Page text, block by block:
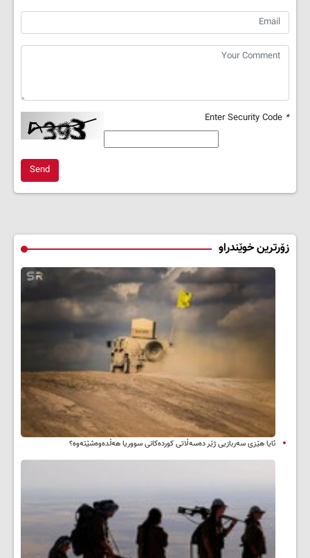
*
Send
زۆرترین خوێندراو
ئایا هێزی سەربازیی ژێر دەسەڵاتی کوردەکانی سووریا هەڵدەوەشێتەوە؟